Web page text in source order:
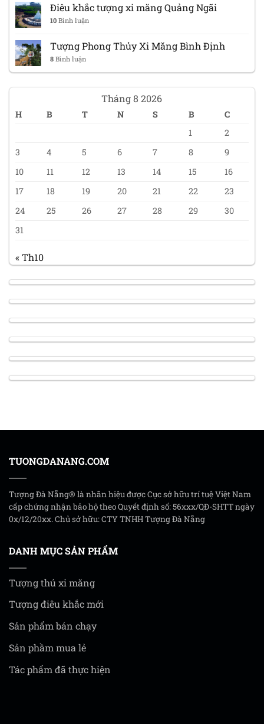
Điêu khắc tượng xi măng Quảng Ngãi
10Bình luận
Tượng Phong Thủy Xi Măng Bình Định
8Bình luận
Tháng 8 2026
H B T N S B
C
1
2
3
4 5 6 7 8
9
10
11 12 13 14 15
16
17
18 19 20 21 22
23
24
25 26 27 28 29
30
31
« Th10
TUONGDANANG.COM
Tượng Đà Nẵng® là nhãn hiệu được Cục sở hữu trí tuệ Việt Nam
cấp chứng nhận bảo hộ theo Quyết định số: 56xxx/QĐ-SHTT ngày
0x/12/20xx. Chủ sở hữu: CTY TNHH Tượng Đà Nẵng
DANH MỤC SẢN PHẨM
Tượng thú xi măng
Tượng điêu khắc mới
Sản phẩm bán chạy
Sản phầm mua lẻ
Tác phẩm đã thực hiện